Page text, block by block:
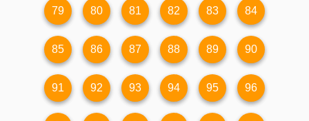
79 80 81 82 83 84
85 86 87 88 89 90
91 92 93 94 95 96